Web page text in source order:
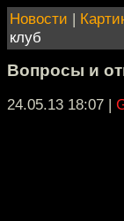
Новости |
клуб
Вопросы и
24.05.13 18:07 |